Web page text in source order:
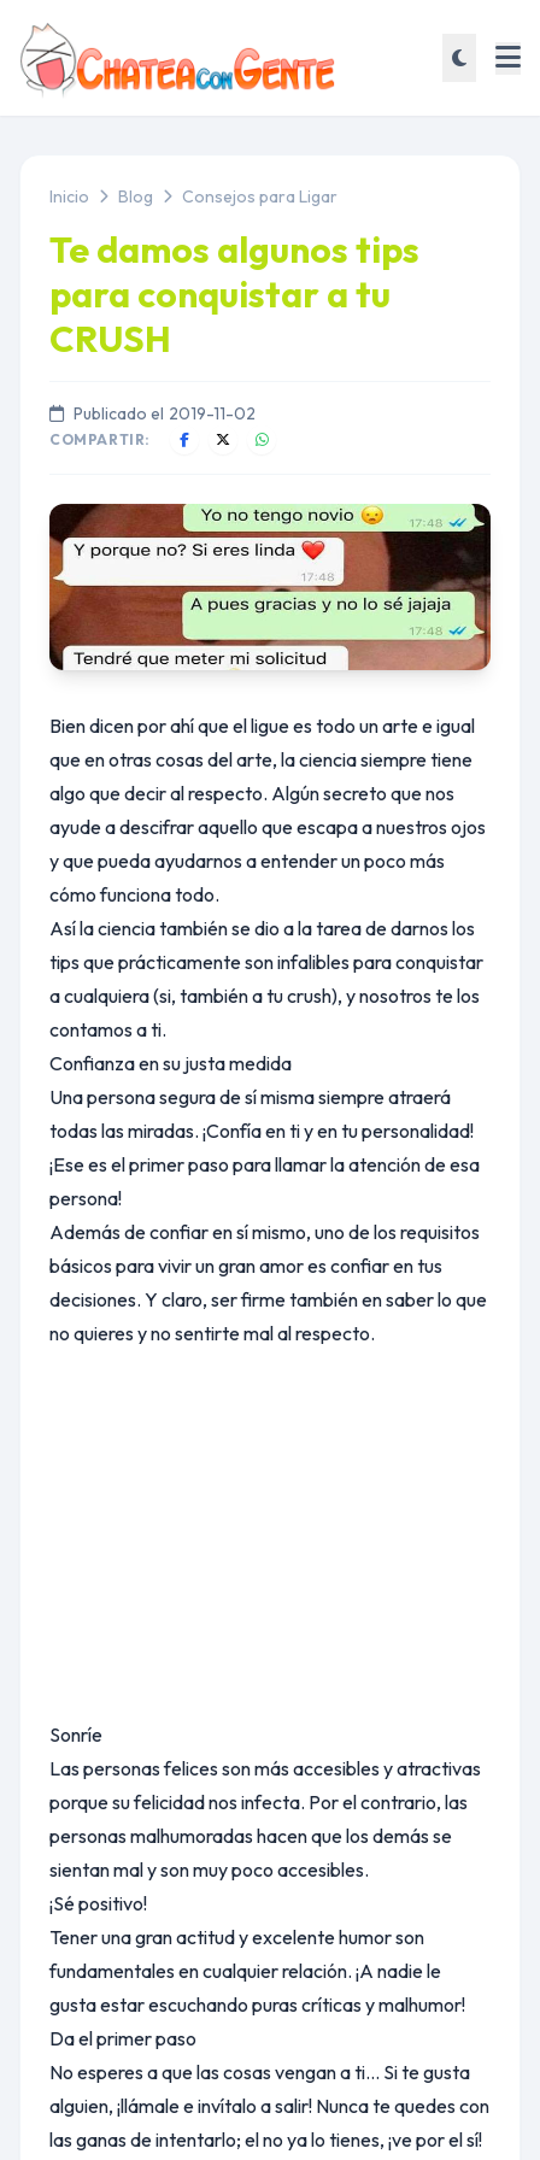
Inicio Blog Consejos para Ligar
Te damos algunos tips
para conquistar a tu
CRUSH
Publicado el 2019-11-02
COMPARTIR:
Bien dicen por ahí que el ligue es todo un arte e igual
que en otras cosas del arte, la ciencia siempre tiene
algo que decir al respecto. Algún secreto que nos
ayude a descifrar aquello que escapa a nuestros ojos
y que pueda ayudarnos a entender un poco más
cómo funciona todo.
Así la ciencia también se dio a la tarea de darnos los
tips que prácticamente son infalibles para conquistar
a cualquiera (si, también a tu crush), y nosotros te los
contamos a ti.
Confianza en su justa medida
Una persona segura de sí misma siempre atraerá
todas las miradas. ¡Confía en ti y en tu personalidad!
¡Ese es el primer paso para llamar la atención de esa
persona!
Además de confiar en sí mismo, uno de los requisitos
básicos para vivir un gran amor es confiar en tus
decisiones. Y claro, ser firme también en saber lo que
no quieres y no sentirte mal al respecto.
Sonríe
Las personas felices son más accesibles y atractivas
porque su felicidad nos infecta. Por el contrario, las
personas malhumoradas hacen que los demás se
sientan mal y son muy poco accesibles.
¡Sé positivo!
Tener una gran actitud y excelente humor son
fundamentales en cualquier relación. ¡A nadie le
gusta estar escuchando puras críticas y malhumor!
Da el primer paso
No esperes a que las cosas vengan a ti... Si te gusta
alguien, ¡llámale e invítalo a salir! Nunca te quedes con
las ganas de intentarlo; el no ya lo tienes, ¡ve por el sí!